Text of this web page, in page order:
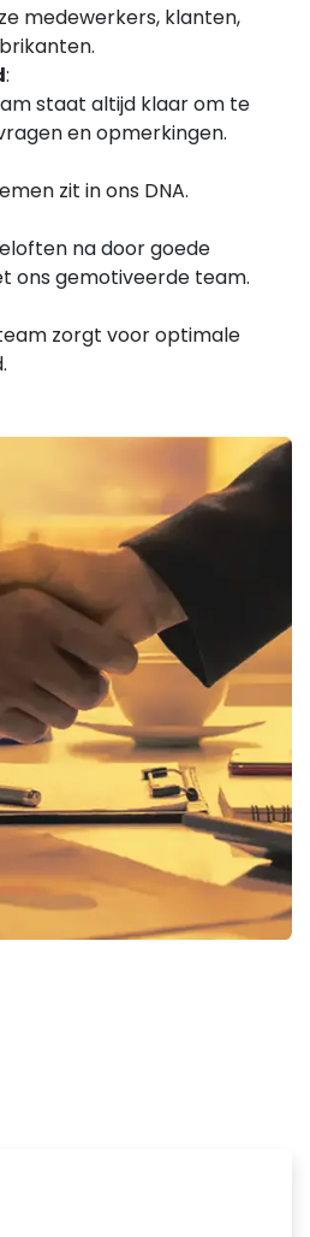
medewerkers, klanten,
:
staat altijd klaar om te
en opmerkingen.
zit in ons DNA.
na door goede
ons gemotiveerde team.
zorgt voor optimale